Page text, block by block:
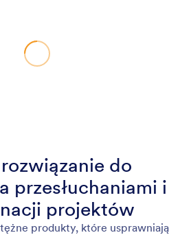
do
przesłuchaniami i
projektów
produkty, które usprawniają